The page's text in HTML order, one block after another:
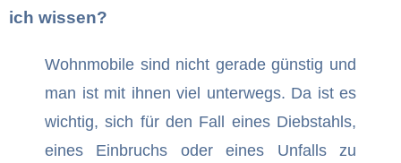
Impressum
ich wissen?
Wohnmobile sind nicht gerade günstig und
man ist mit ihnen viel unterwegs. Da ist es
wichtig, sich für den Fall eines Diebstahls,
eines Einbruchs oder eines Unfalls zu